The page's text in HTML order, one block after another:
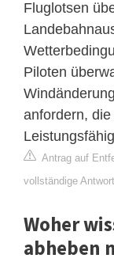
Fluglotsen
Piloten
anfordern,
Antrag auf
vollständige
Woher
abheben